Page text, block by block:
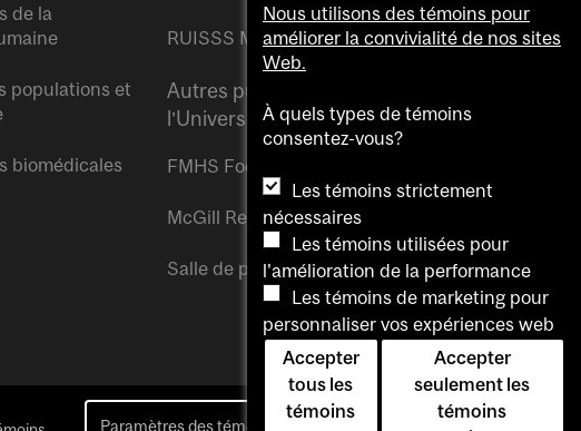
de la
populations et
biomédicales
RUISSS McGill
Autres publications de
l’Université McGill
FMHS Focus
McGill Reporter
Salle de presse McGill
Paramètres des témoins
Nous utilisons des témoins pour
améliorer la convivialité de nos sites
Web.
À quels types de témoins
consentez-vous?
Les témoins strictement
nécessaires
Les témoins utilisées pour
l'amélioration de la performance
Les témoins de marketing pour
personnaliser vos expériences web
Accepter
tous les
témoins
Accepter
seulement les
témoins